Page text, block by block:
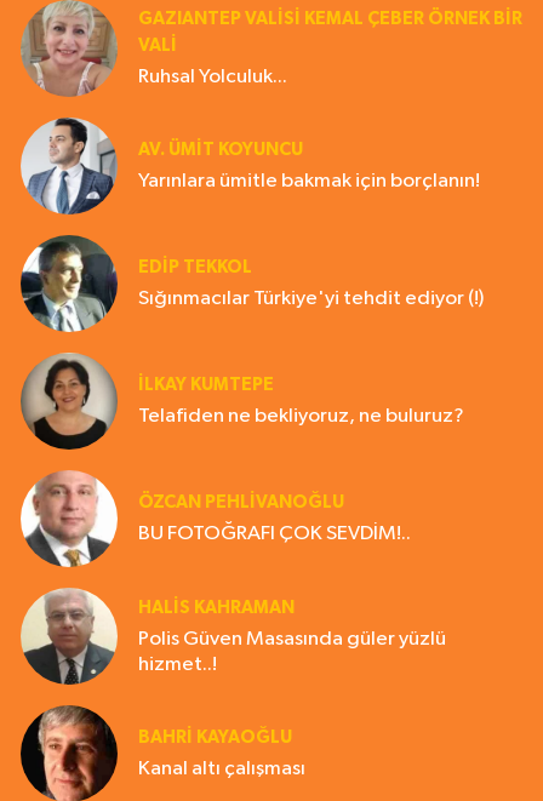
GAZIANTEP VALISI KEMAL ÇEBER ÖRNEK BİR
VALİ
Ruhsal Yolculuk...
AV. ÜMIT KOYUNCU
Yarınlara ümitle bakmak için borçlanın!
EDIP TEKKOL
Sığınmacılar Türkiye'yi tehdit ediyor (!)
İLKAY KUMTEPE
Telafiden ne bekliyoruz, ne buluruz?
ÖZCAN PEHLİVANOĞLU
BU FOTOĞRAFI ÇOK SEVDİM!..
HALIS KAHRAMAN
Polis Güven Masasında güler yüzlü
hizmet..!
BAHRI KAYAOĞLU
Kanal altı çalışması